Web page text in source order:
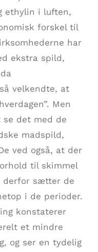
ethylin i luften,
forskel til
har
ekstra spild,
velkendte, at
Men
det med de
madspild,
ved også, at der
til skimmel
derfor sætter de
i de perioder.
konstaterer
et mindre
og ser en tydelig